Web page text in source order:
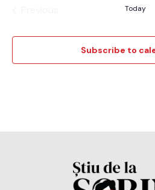
Today
Subscribe to